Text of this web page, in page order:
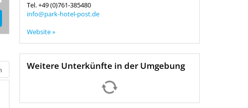
Tel.+49 (0)761-385480
info@park-hotel-post.de
Website »
Weitere Unterkünfte in der Umgebung